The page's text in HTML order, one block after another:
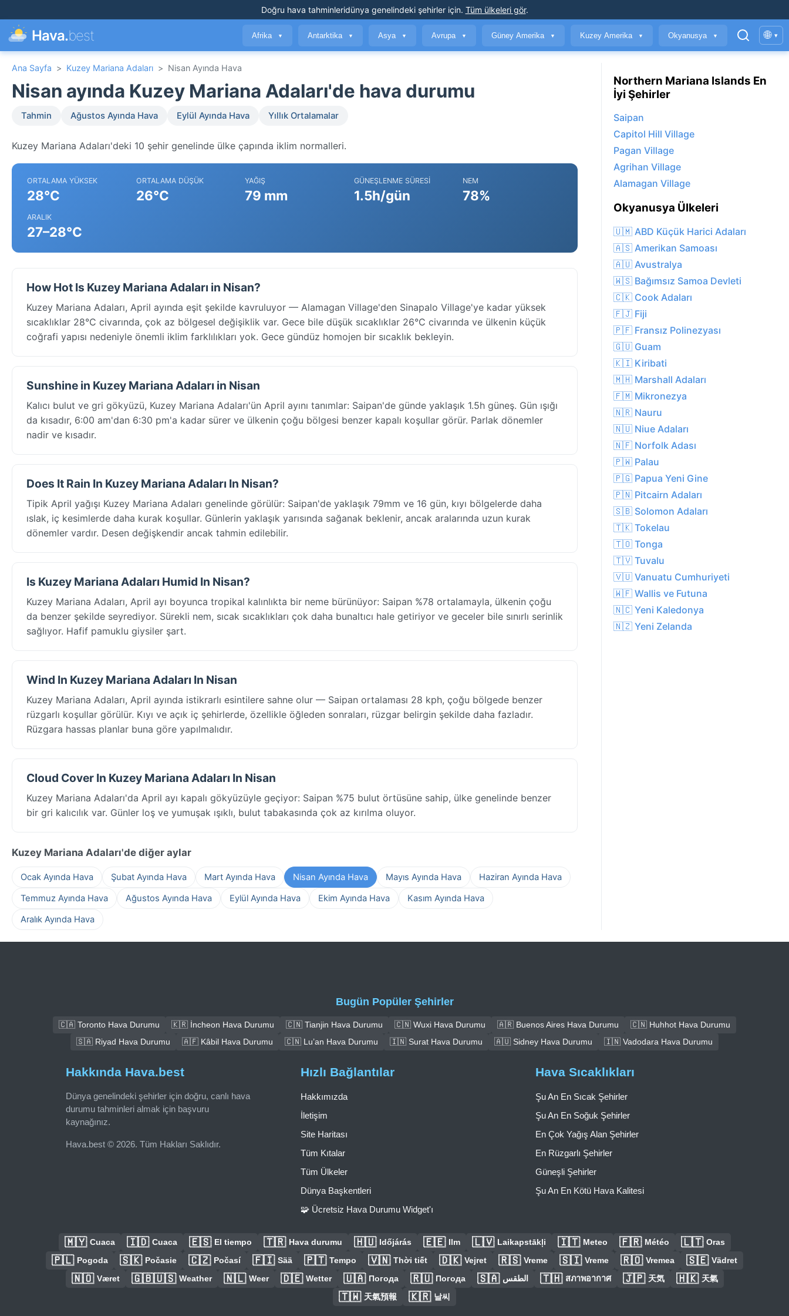
Doğru hava tahminleridünya genelindeki şehirler için. Tüm ülkeleri gör.
Hava.best Afrika ▼ Antarktika ▼ Asya ▼ Avrupa ▼ Güney Amerika ▼ Kuzey Amerika ▼ Okyanusya ▼ 🌐 ▾
Ana Sayfa > Kuzey Mariana Adaları > Nisan Ayında Hava
Nisan ayında Kuzey Mariana Adaları'de hava durumu
Tahmin Ağustos Ayında Hava Eylül Ayında Hava Yıllık Ortalamalar
Kuzey Mariana Adaları'deki 10 şehir genelinde ülke çapında iklim normalleri.
ORTALAMA YÜKSEK
28°C
ORTALAMA DÜŞÜK
26°C
YAĞIŞ
79 mm
GÜNEŞLENME SÜRESI
1.5h/gün
NEM
78%
ARALIK
27–28°C
How Hot Is Kuzey Mariana Adaları in Nisan?
Kuzey Mariana Adaları, April ayında eşit şekilde kavruluyor — Alamagan Village'den Sinapalo Village'ye kadar yüksek
sıcaklıklar 28°C civarında, çok az bölgesel değişiklik var. Gece bile düşük sıcaklıklar 26°C civarında ve ülkenin küçük
coğrafi yapısı nedeniyle önemli iklim farklılıkları yok. Gece gündüz homojen bir sıcaklık bekleyin.
Sunshine in Kuzey Mariana Adaları in Nisan
Kalıcı bulut ve gri gökyüzü, Kuzey Mariana Adaları'ün April ayını tanımlar: Saipan'de günde yaklaşık 1.5h güneş. Gün ışığı
da kısadır, 6:00 am'dan 6:30 pm'a kadar sürer ve ülkenin çoğu bölgesi benzer kapalı koşullar görür. Parlak dönemler
nadir ve kısadır.
Does It Rain In Kuzey Mariana Adaları In Nisan?
Tipik April yağışı Kuzey Mariana Adaları genelinde görülür: Saipan'de yaklaşık 79mm ve 16 gün, kıyı bölgelerde daha
ıslak, iç kesimlerde daha kurak koşullar. Günlerin yaklaşık yarısında sağanak beklenir, ancak aralarında uzun kurak
dönemler vardır. Desen değişkendir ancak tahmin edilebilir.
Is Kuzey Mariana Adaları Humid In Nisan?
Kuzey Mariana Adaları, April ayı boyunca tropikal kalınlıkta bir neme bürünüyor: Saipan %78 ortalamayla, ülkenin çoğu
da benzer şekilde seyrediyor. Sürekli nem, sıcak sıcaklıkları çok daha bunaltıcı hale getiriyor ve geceler bile sınırlı serinlik
sağlıyor. Hafif pamuklu giysiler şart.
Wind In Kuzey Mariana Adaları In Nisan
Kuzey Mariana Adaları, April ayında istikrarlı esintilere sahne olur — Saipan ortalaması 28 kph, çoğu bölgede benzer
rüzgarlı koşullar görülür. Kıyı ve açık iç şehirlerde, özellikle öğleden sonraları, rüzgar belirgin şekilde daha fazladır.
Rüzgara hassas planlar buna göre yapılmalıdır.
Cloud Cover In Kuzey Mariana Adaları In Nisan
Kuzey Mariana Adaları'da April ayı kapalı gökyüzüyle geçiyor: Saipan %75 bulut örtüsüne sahip, ülke genelinde benzer
bir gri kalıcılık var. Günler loş ve yumuşak ışıklı, bulut tabakasında çok az kırılma oluyor.
Kuzey Mariana Adaları'de diğer aylar
Ocak Ayında Hava Şubat Ayında Hava Mart Ayında Hava Nisan Ayında Hava Mayıs Ayında Hava
Haziran Ayında Hava
Temmuz Ayında Hava
Ağustos Ayında Hava Eylül Ayında Hava Ekim Ayında Hava
Kasım Ayında Hava
Aralık Ayında Hava
Northern Mariana Islands En
İyi Şehirler
Saipan
Capitol Hill Village
Pagan Village
Agrihan Village
Alamagan Village
Okyanusya Ülkeleri
🇺🇲 ABD Küçük Harici Adaları
🇦🇸 Amerikan Samoası
🇦🇺 Avustralya
🇼🇸 Bağımsız Samoa Devleti
🇨🇰 Cook Adaları
🇫🇯 Fiji
🇵🇫 Fransız Polinezyası
🇬🇺 Guam
🇰🇮 Kiribati
🇲🇭 Marshall Adaları
🇫🇲 Mikronezya
🇳🇷 Nauru
🇳🇺 Niue Adaları
🇳🇫 Norfolk Adası
🇵🇼 Palau
🇵🇬 Papua Yeni Gine
🇵🇳 Pitcairn Adaları
🇸🇧 Solomon Adaları
🇹🇰 Tokelau
🇹🇴 Tonga
🇹🇻 Tuvalu
🇻🇺 Vanuatu Cumhuriyeti
🇼🇫 Wallis ve Futuna
🇳🇨 Yeni Kaledonya
🇳🇿 Yeni Zelanda
Bugün Popüler Şehirler
🇨🇦 Toronto Hava Durumu 🇰🇷 İncheon Hava Durumu 🇨🇳 Tianjin Hava Durumu 🇨🇳 Wuxi Hava Durumu 🇦🇷 Buenos Aires Hava Durumu
🇨🇳 Huhhot Hava Durumu
🇸🇦 Riyad Hava Durumu
🇦🇫 Kâbil Hava Durumu 🇨🇳 Lu’an Hava Durumu 🇮🇳 Surat Hava Durumu 🇦🇺 Sidney Hava Durumu 🇮🇳 Vadodara Hava Durumu
Hakkında Hava.best
Dünya genelindeki şehirler için doğru, canlı hava
durumu tahminleri almak için başvuru
kaynağınız.
Hava.best © 2026. Tüm Hakları Saklıdır.
Hızlı Bağlantılar
Hakkımızda
İletişim
Site Haritası
Tüm Kıtalar
Tüm Ülkeler
Dünya Başkentleri
🧩 Ücretsiz Hava Durumu Widget'ı
Hava Sıcaklıkları
Şu An En Sıcak Şehirler
Şu An En Soğuk Şehirler
En Çok Yağış Alan Şehirler
En Rüzgarlı Şehirler
Güneşli Şehirler
Şu An En Kötü Hava Kalitesi
🇲🇾 Cuaca 🇮🇩 Cuaca 🇪🇸 El tiempo 🇹🇷 Hava durumu 🇭🇺 Időjárás 🇪🇪 Ilm 🇱🇻 Laikapstākļi 🇮🇹 Meteo 🇫🇷 Météo 🇱🇹 Oras
🇵🇱 Pogoda 🇸🇰 Počasie 🇨🇿 Počasí 🇫🇮 Sää 🇵🇹 Tempo 🇻🇳 Thời tiết 🇩🇰 Vejret 🇷🇸 Vreme 🇸🇮 Vreme 🇷🇴 Vremea 🇸🇪 Vädret
🇳🇴 Været 🇬🇧🇺🇸 Weather 🇳🇱 Weer 🇩🇪 Wetter 🇺🇦 Погода 🇷🇺 Погода 🇸🇦 الطقس 🇹🇭 สภาพอากาศ 🇯🇵 天気 🇭🇰 天氣
🇹🇼 天氣預報 🇰🇷 날씨